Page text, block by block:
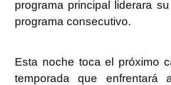
programa principal liderara
programa consecutivo.
Esta noche toca el próximo
temporada que enfrentará